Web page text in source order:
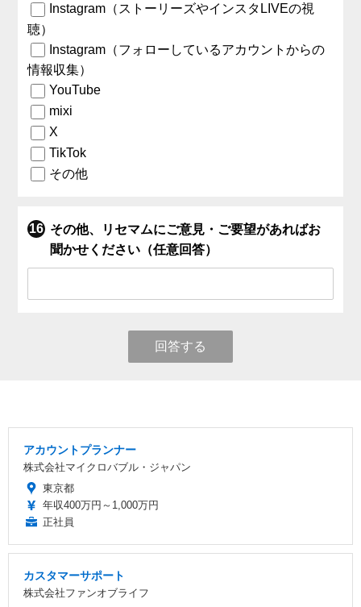
Instagram（ストーリーズやインスタLIVEの視
聴）
Instagram（フォローしているアカウントからの
情報収集）
YouTube
mixi
X
TikTok
その他
その他、リセマムにご意見・ご要望があればお
聞かせください（任意回答）
回答する
アカウントプランナー
株式会社マイクロバブル・ジャパン
東京都
年収400万円～1,000万円
正社員
カスタマーサポート
株式会社ファンオブライフ